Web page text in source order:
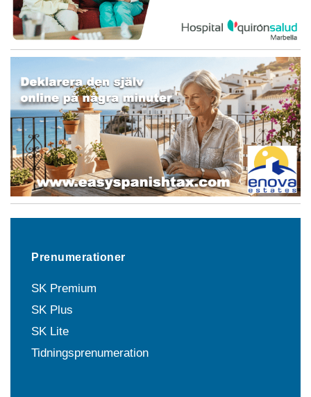
Prenumerationer
SK Premium
SK Plus
SK Lite
Tidningsprenumeration